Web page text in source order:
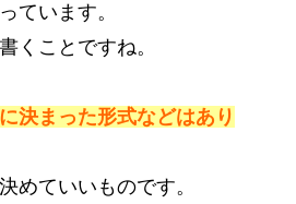
ています。
くことですね。
決まった形式などはあり
めていいものです。